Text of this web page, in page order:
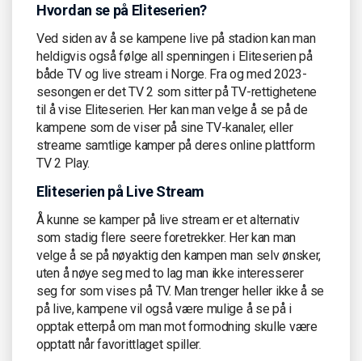
Hvordan se på Eliteserien?
Ved siden av å se kampene live på stadion kan man
heldigvis også følge all spenningen i Eliteserien på
både TV og live stream i Norge. Fra og med 2023-
sesongen er det TV 2 som sitter på TV-rettighetene
til å vise Eliteserien. Her kan man velge å se på de
kampene som de viser på sine TV-kanaler, eller
streame samtlige kamper på deres online plattform
TV 2 Play.
Eliteserien på Live Stream
Å kunne se kamper på live stream er et alternativ
som stadig flere seere foretrekker. Her kan man
velge å se på nøyaktig den kampen man selv ønsker,
uten å nøye seg med to lag man ikke interesserer
seg for som vises på TV. Man trenger heller ikke å se
på live, kampene vil også være mulige å se på i
opptak etterpå om man mot formodning skulle være
opptatt når favorittlaget spiller.